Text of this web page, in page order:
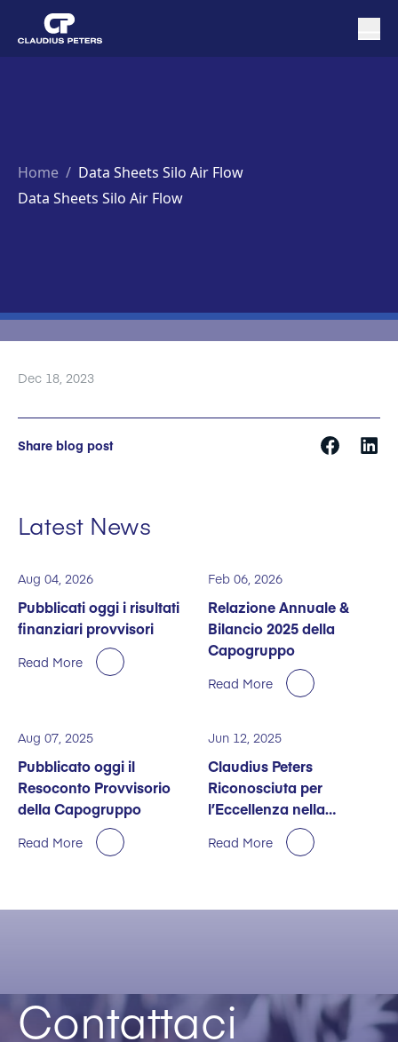
Home / Data Sheets Silo Air Flow
Data Sheets Silo Air Flow
Dec 18, 2023
Share blog post
Latest News
Aug 04, 2026
Pubblicati oggi i risultati
finanziari provvisori
Read More
Feb 06, 2026
Relazione Annuale &
Bilancio 2025 della
Capogruppo
Read More
Aug 07, 2025
Pubblicato oggi il
Resoconto Provvisorio
della Capogruppo
Read More
Jun 12, 2025
Claudius Peters
Riconosciuta per
l’Eccellenza nella
Sostenibilità
Read More
Contattaci